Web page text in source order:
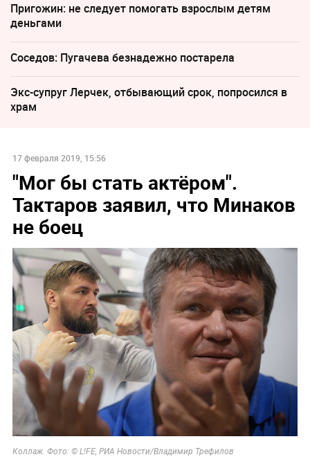
Пригожин: не следует помогать взрослым детям
деньгами
Соседов: Пугачева безнадежно постарела
Экс-супруг Лерчек, отбывающий срок, попросился в
храм
17 февраля 2019, 15:56
"Мог бы стать актёром".
Тактаров заявил, что Минаков
не боец
Коллаж. Фото: © L!FE, РИА Новости/Владимир Трефилов